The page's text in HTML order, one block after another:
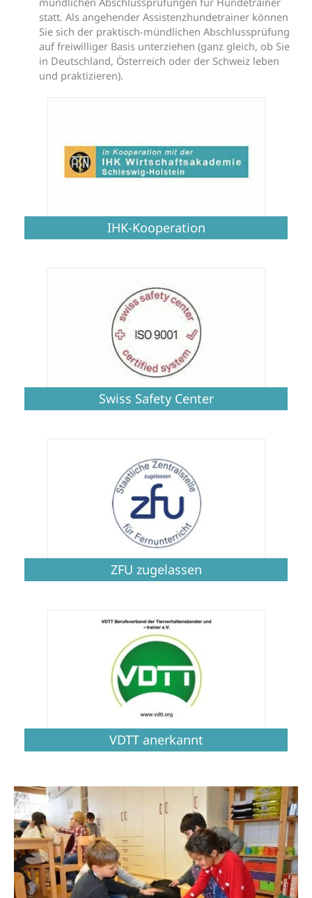
statt. Als angehender Assistenzhundetrainer können
Sie sich der praktisch-mündlichen Abschlussprüfung
auf freiwilliger Basis unterziehen (ganz gleich, ob Sie
in Deutschland, Österreich oder der Schweiz leben
und praktizieren).
IHK-Kooperation
Swiss Safety Center
ZFU zugelassen
VDTT anerkannt